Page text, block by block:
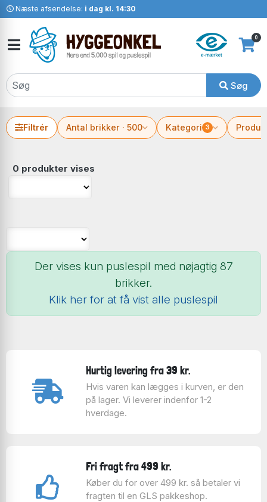
Næste afsendelse: i dag kl. 14:30
Søg
0
Filtrér Antal brikker · 500 Kategori 3
0 produkter vises
Der vises kun puslespil med nøjagtig 87
brikker.
Klik her for at få vist alle puslespil
Hurtig levering fra 39 kr.
Hvis varen kan lægges i kurven, er den
på lager. Vi leverer indenfor 1-2
hverdage.
Fri fragt fra 499 kr.
Køber du for over 499 kr. så betaler vi
fragten til en GLS pakkeshop.